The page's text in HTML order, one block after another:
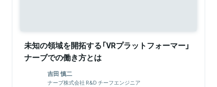
未知の領域を開拓する「VRプラットフォーマー」
ナーブでの働き方とは
吉田 慎二
ナーブ株式会社 R&D チーフエンジニア